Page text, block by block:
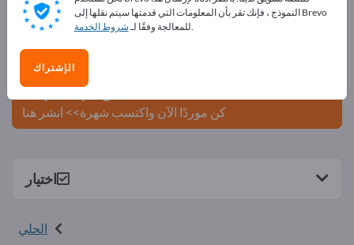
الاحتياجات – العروض – السلع المستعملة – جهات الاتصال
التجارية >> ابدأ من هنا
انشر شركتك ومنتجاتك على
Exportpages.
كن موردًا الآن واكتسب شهرة>> انشر هنا
اختيار
الحلي
النموذج ، فإنك تقر بأن المعلومات التي قدمتها سيتم نقلها إلى Brevo
للمعالجة وفقًا لـشروط الخدمة .
الإشتراك